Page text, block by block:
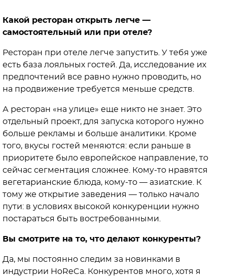
Какой ресторан открыть легче —
самостоятельный или при отеле?
Ресторан при отеле легче запустить. У тебя уже
есть база лояльных гостей. Да, исследование их
предпочтений все равно нужно проводить, но
на продвижение требуется меньше средств.
А ресторан «на улице» еще никто не знает. Это
отдельный проект, для запуска которого нужно
больше рекламы и больше аналитики. Кроме
того, вкусы гостей меняются: если раньше в
приоритете было европейское направление, то
сейчас сегментация сложнее. Кому-то нравятся
вегетарианские блюда, кому-то — азиатские. К
тому же открытие заведения — только начало
пути: в условиях высокой конкуренции нужно
постараться быть востребованными.
Вы смотрите на то, что делают конкуренты?
Да, мы постоянно следим за новинками в
индустрии HoReCa. Конкурентов много, хотя я